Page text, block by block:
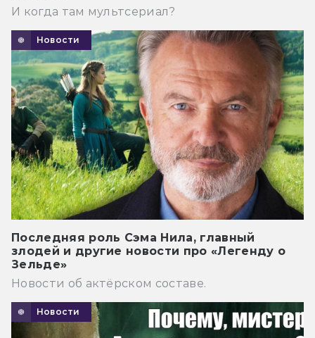
И когда там мультсериал?
Новости
Последняя роль Сэма Нила, главный
злодей и другие новости про «Легенду о
Зельде»
Новости об актёрском составе.
Новости